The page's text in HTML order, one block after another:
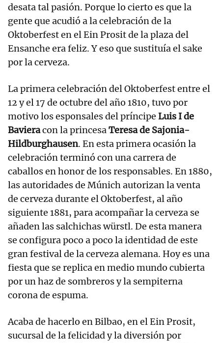
desata tal pasión. Porque lo cierto es que la
gente que acudió a la celebración de la
Oktoberfest en el Ein Prosit de la plaza del
Ensanche era feliz. Y eso que sustituía el sake
por la cerveza.
La primera celebración del Oktoberfest entre el
12 y el 17 de octubre del año 1810, tuvo por
motivo los esponsales del príncipe Luis I de
Bavieracon la princesaTeresa de Sajonia-
Hildburghausen. En esta primera ocasión la
celebración terminó con una carrera de
caballos en honor de los responsables. En 1880,
las autoridades de Múnich autorizan la venta
de cerveza durante el Oktoberfest, al año
siguiente 1881, para acompañar la cerveza se
añaden las salchichas würstl. De esta manera
se configura poco a poco la identidad de este
gran festival de la cerveza alemana. Hoy es una
fiesta que se replica en medio mundo cubierta
por un haz de sombreros y la sempiterna
corona de espuma.
Acaba de hacerlo en Bilbao, en el Ein Prosit,
sucursal de la felicidad y la diversión por